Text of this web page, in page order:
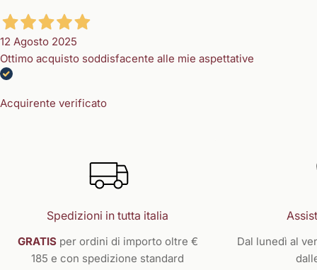
12 Agosto 2025
Ottimo acquisto soddisfacente alle mie aspettative
Acquirente verificato
Spedizioni in tutta italia
GRATIS per ordini di importo oltre €
185 e con spedizione standard
Dal lunedì al